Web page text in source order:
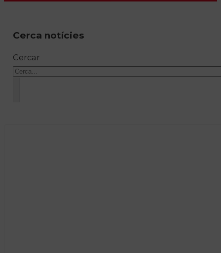
Cerca notícies
Cercar